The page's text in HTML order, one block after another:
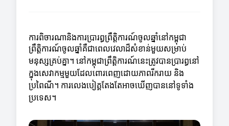
ការពិចារណានិងការប្រារព្ធព្រឹត្តិការណ៍ចូលឆ្នាំនៅកម្ពុជា
ព្រឹត្តិការណ៍ចូលឆ្នាំគឺជាពេលវេលាដ៏សំខាន់មួយសម្រាប់
មនុស្សគ្រប់គ្នា។ នៅកម្ពុជាព្រឹត្តិការណ៍នេះត្រូវបានប្រារព្ធនៅ
ក្នុងសេវាកម្មមួយដែលពោរពេញដោយភាពរីករាយ និង
ប្រពៃណី។ ការលេងបៀគ្គតែងតែអាចឃើញបាននៅទូទាំង
ប្រទេស។